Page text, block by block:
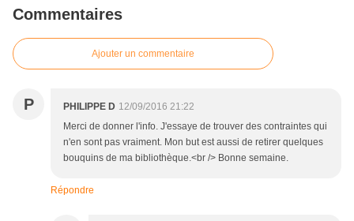
Commentaires
Ajouter un commentaire
P PHILIPPE D 12/09/2016 21:22
Merci de donner l'info. J'essaye de trouver des contraintes qui
n'en sont pas vraiment. Mon but est aussi de retirer quelques
bouquins de ma bibliothèque.<br /> Bonne semaine.
Répondre